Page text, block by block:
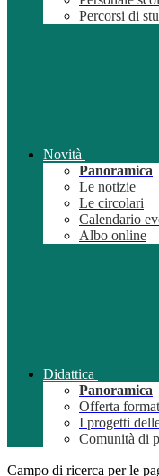
Percorsi di
Novità
Panoramica
Le notizie
Le circolari
Calendario
Albo online
Didattica
Panoramica
Offerta
I progetti
Comunità di
Campo di ricerca per le